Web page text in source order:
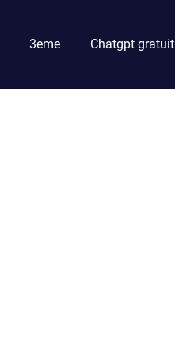
3eme Chatgpt gratuit